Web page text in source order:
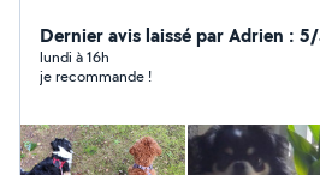
Dernier avis laissé par Adrien :
lundi à 16h
je recommande !